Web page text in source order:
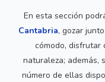
En esta sección
Cantabria, gozar
cómodo, disfrutar
naturaleza; además,
número de ellas